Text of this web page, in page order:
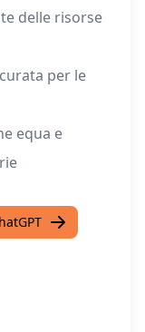
delle risorse
per le
equa e